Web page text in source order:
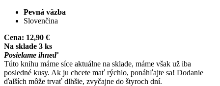
Pevná väzba
Slovenčina
Cena: 12,90 €
Na sklade 3 ks
Posielame ihneď
Túto knihu máme síce aktuálne na sklade, máme však už iba
posledné kusy. Ak ju chcete mať rýchlo, ponáhľajte sa! Dodanie
ďalších môže trvať dlhšie, zvyčajne do štyroch dní.